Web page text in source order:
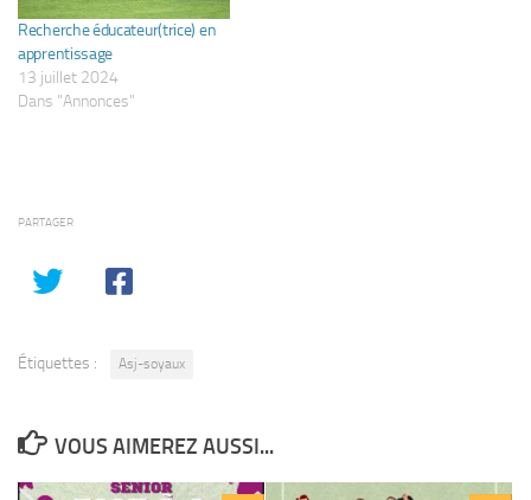
Recherche éducateur(trice) en
apprentissage
13 juillet 2024
Dans "Annonces"
PARTAGER
Étiquettes : Asj-soyaux
VOUS AIMEREZ AUSSI...